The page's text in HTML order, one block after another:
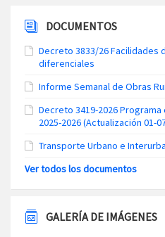
DOCUMENTOS
Decreto 3833/26 Facilidades
diferenciales
Informe Semanal de Obras
Decreto 3419-2026 Programa
2025-2026 (Actualización 01-
Transporte Urbano e
Ver todos los documentos
GALERÍA DE IMÁGENES